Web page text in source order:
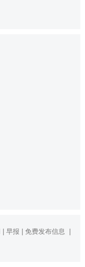
早报 免费发布信息